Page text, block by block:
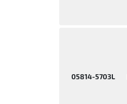
05814-5703L